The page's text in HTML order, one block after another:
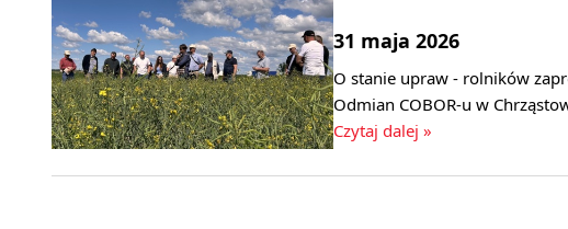
31 maja 2026
O stanie upraw - rolników
Odmian COBOR-u w
Czytaj dalej »